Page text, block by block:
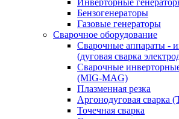
Бензогенераторы
Газовые генераторы
Сварочное оборудование
Сварочные аппараты -
(дуговая сварка
Сварочные
(MIG-MAG)
Плазменная резка
Аргонодуговая сварка
Точечная сварка